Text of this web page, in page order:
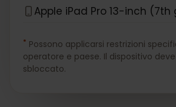
Apple iPad Pro 13-inch
* Possono applicarsi restrizioni
operatore e paese. Il dispositivo
sbloccato.